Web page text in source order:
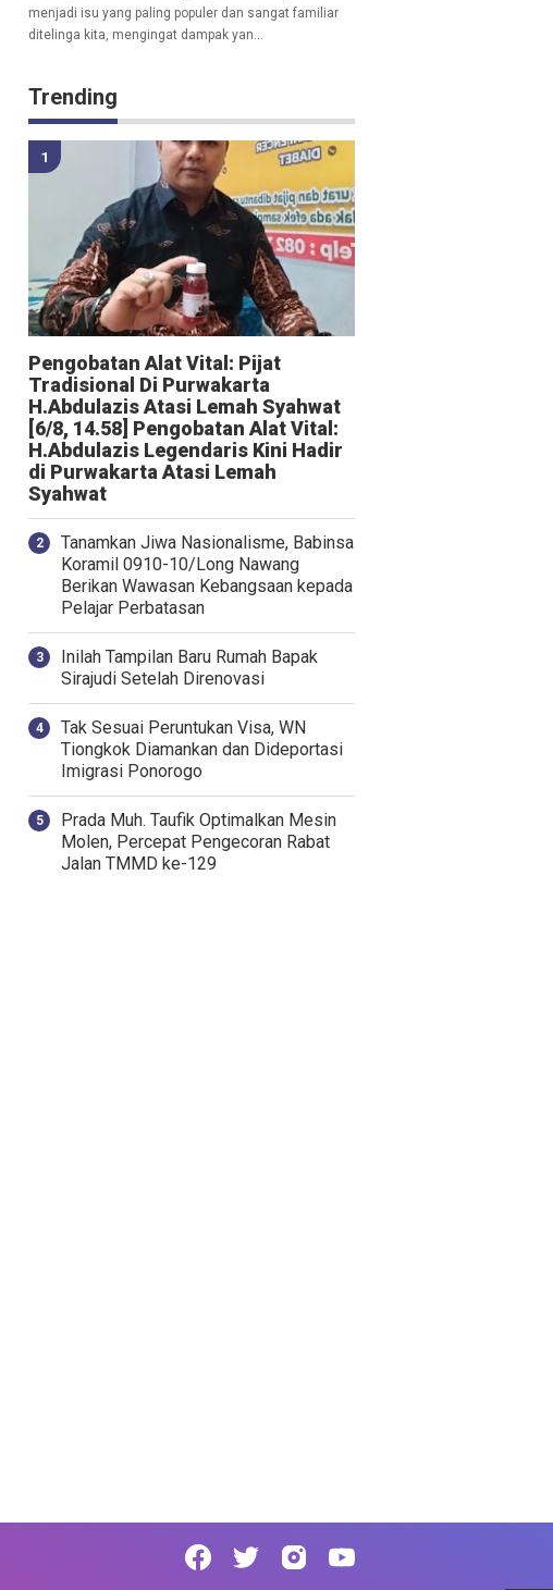
menjadi isu yang paling populer dan sangat familiar
ditelinga kita, mengingat dampak yan...
Trending
Pengobatan Alat Vital: Pijat
Tradisional Di Purwakarta
H.Abdulazis Atasi Lemah Syahwat
[6/8, 14.58] Pengobatan Alat Vital:
H.Abdulazis Legendaris Kini Hadir
di Purwakarta Atasi Lemah
Syahwat
Tanamkan Jiwa Nasionalisme, Babinsa
Koramil 0910-10/Long Nawang
Berikan Wawasan Kebangsaan kepada
Pelajar Perbatasan
Inilah Tampilan Baru Rumah Bapak
Sirajudi Setelah Direnovasi
Tak Sesuai Peruntukan Visa, WN
Tiongkok Diamankan dan Dideportasi
Imigrasi Ponorogo
Prada Muh. Taufik Optimalkan Mesin
Molen, Percepat Pengecoran Rabat
Jalan TMMD ke-129